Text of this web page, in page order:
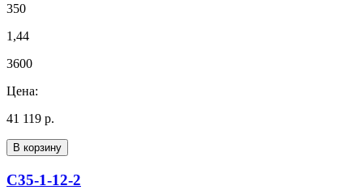
350
1,44
3600
Цена:
41 119 р.
В корзину
С35-1-12-2